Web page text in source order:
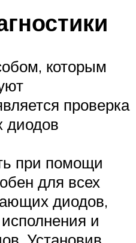
которым
проверка
диодов
при помощи
для всех
диодов,
и
Установив